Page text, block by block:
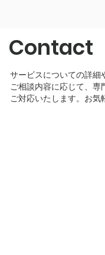
Contact
サービスについての詳細
ご相談内容に応じて、専
ご対応いたします。お気